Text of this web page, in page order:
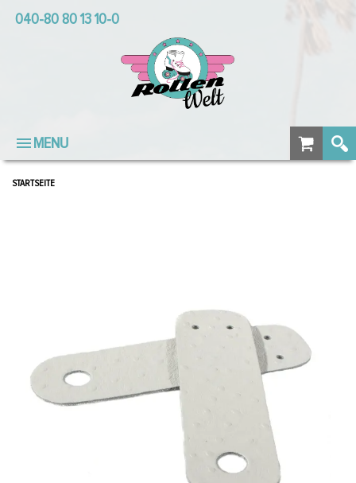
040-80 80 13 10-0
MENU
STARTSEITE